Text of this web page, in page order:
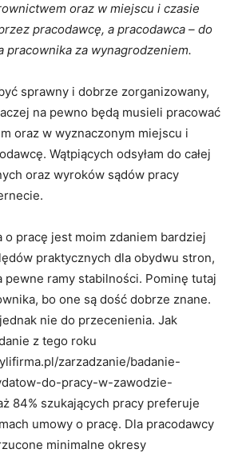
oraz w miejscu i czasie
pracodawcę, a pracodawca – do
pracownika za wynagrodzeniem.
sprawny i dobrze zorganizowany,
na pewno będą musieli pracować
oraz w wyznaczonym miejscu i
Wątpiących odsyłam do całej
oraz wyroków sądów pracy
o pracę jest moim zdaniem bardziej
praktycznych dla obydwu stron,
pewne ramy stabilności. Pominę tutaj
bo one są dość dobrze znane.
nie do przecenienia. Jak
z tego roku
zarzadzanie/badanie-
do-pracy-w-zawodzie-
84% szukających pracy preferuje
umowy o pracę. Dla pracodawcy
minimalne okresy